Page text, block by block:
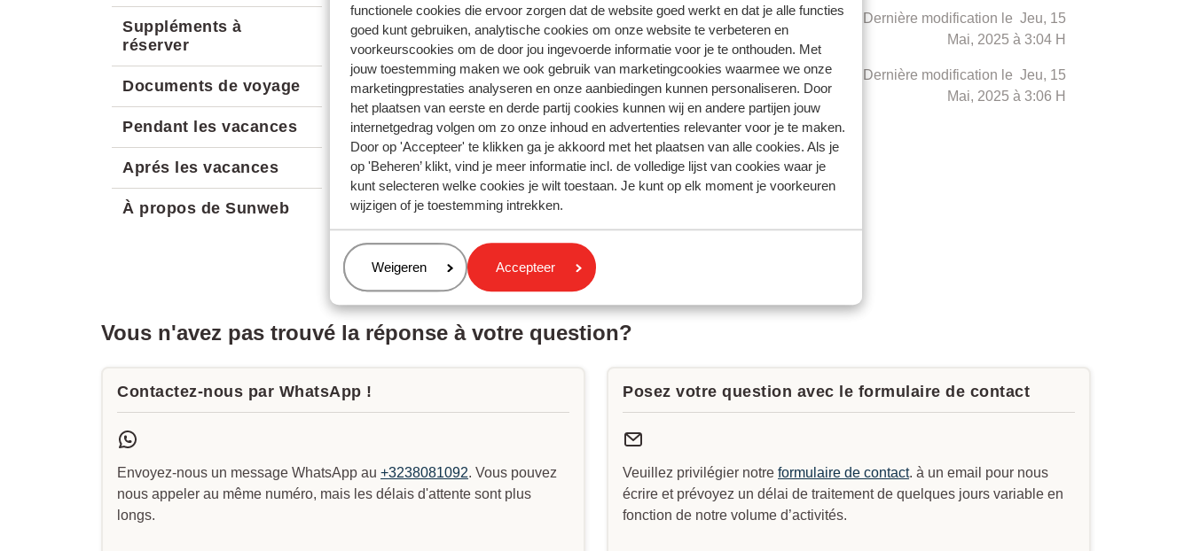
functionele cookies die ervoor zorgen dat de website goed werkt en dat je alle functies
goed kunt gebruiken, analytische cookies om onze website te verbeteren en
voorkeurscookies om de door jou ingevoerde informatie voor je te onthouden. Met
jouw toestemming maken we ook gebruik van marketingcookies waarmee we onze
marketingprestaties analyseren en onze aanbiedingen kunnen personaliseren. Door
het plaatsen van eerste en derde partij cookies kunnen wij en andere partijen jouw
internetgedrag volgen om zo onze inhoud en advertenties relevanter voor je te maken.
Door op 'Accepteer' te klikken ga je akkoord met het plaatsen van alle cookies. Als je
op 'Beheren’ klikt, vind je meer informatie incl. de volledige lijst van cookies waar je
kunt selecteren welke cookies je wilt toestaan. Je kunt op elk moment je voorkeuren
wijzigen of je toestemming intrekken.
Beheren
Weigeren Accepteer
Suppléments à
réserver
Documents de voyage
Pendant les vacances
Aprés les vacances
À propos de Sunweb
Pouvez-vous ajouter ou modifier des bagages en soute ?
Dernière modification le Jeu, 15
Mai, 2025 à 3:04 H
Pouvez-vous ajouter ou modifier une assurance annulation ?
Dernière modification le Jeu, 15
Mai, 2025 à 3:06 H
< Précédent 1 2 Suivant >
Vous n'avez pas trouvé la réponse à votre question?
Contactez-nous par WhatsApp !
Envoyez-nous un message WhatsApp au +3238081092. Vous pouvez
nous appeler au même numéro, mais les délais d'attente sont plus
longs.
Posez votre question avec le formulaire de contact
Veuillez privilégier notre formulaire de contact. à un email pour nous
écrire et prévoyez un délai de traitement de quelques jours variable en
fonction de notre volume d’activités.